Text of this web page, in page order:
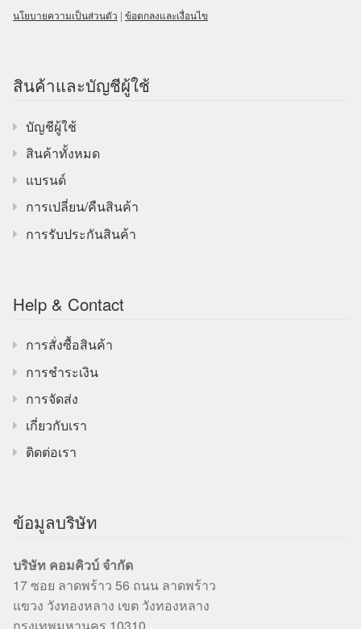
นโยบายความเป็นส่วนตัว | ข้อตกลงและเงื่อนไข
สินค้าและบัญชีผู้ใช้
บัญชีผู้ใช้
สินค้าทั้งหมด
แบรนด์
การเปลี่ยน/คืนสินค้า
การรับประกันสินค้า
Help & Contact
การสั่งซื้อสินค้า
การชำระเงิน
การจัดส่ง
เกี่ยวกับเรา
ติดต่อเรา
ข้อมูลบริษัท
บริษัท คอมคิวบ์ จำกัด
17 ซอย ลาดพร้าว 56 ถนน ลาดพร้าว
แขวง วังทองหลาง เขต วังทองหลาง